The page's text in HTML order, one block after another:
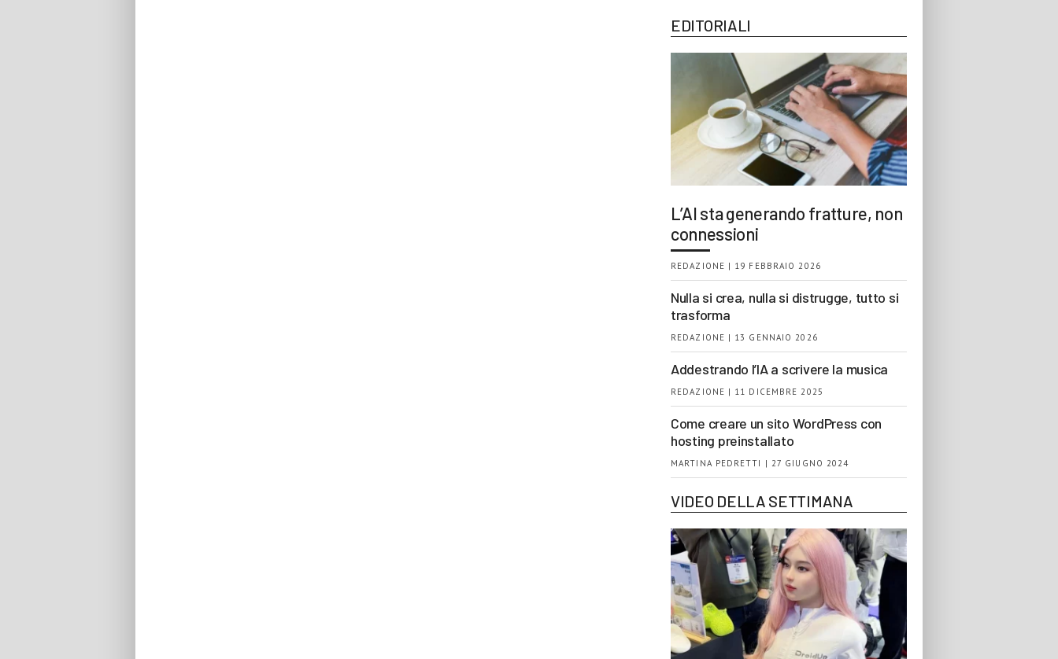
EDITORIALI
L’AI sta generando fratture, non
connessioni
REDAZIONE | 19 FEBBRAIO 2026
Nulla si crea, nulla si distrugge, tutto si
trasforma
REDAZIONE | 13 GENNAIO 2026
Addestrando l’IA a scrivere la musica
REDAZIONE | 11 DICEMBRE 2025
Come creare un sito WordPress con
hosting preinstallato
MARTINA PEDRETTI | 27 GIUGNO 2024
VIDEO DELLA SETTIMANA